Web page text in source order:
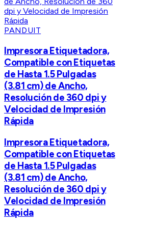
PANDUIT
Impresora Etiquetadora,
Compatible con Etiquetas
de Hasta 1.5 Pulgadas
(3.81 cm) de Ancho,
Resolución de 360 dpi y
Velocidad de Impresión
Rápida
Impresora Etiquetadora,
Compatible con Etiquetas
de Hasta 1.5 Pulgadas
(3.81 cm) de Ancho,
Resolución de 360 dpi y
Velocidad de Impresión
Rápida